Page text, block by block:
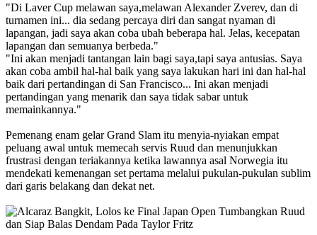
"Di Laver Cup melawan saya,melawan Alexander Zverev, dan di
turnamen ini... dia sedang percaya diri dan sangat nyaman di
lapangan, jadi saya akan coba ubah beberapa hal. Jelas, kecepatan
lapangan dan semuanya berbeda."
"Ini akan menjadi tantangan lain bagi saya,tapi saya antusias. Saya
akan coba ambil hal-hal baik yang saya lakukan hari ini dan hal-hal
baik dari pertandingan di San Francisco... Ini akan menjadi
pertandingan yang menarik dan saya tidak sabar untuk
memainkannya."
Pemenang enam gelar Grand Slam itu menyia-nyiakan empat
peluang awal untuk memecah servis Ruud dan menunjukkan
frustrasi dengan teriakannya ketika lawannya asal Norwegia itu
mendekati kemenangan set pertama melalui pukulan-pukulan sublim
dari garis belakang dan dekat net.